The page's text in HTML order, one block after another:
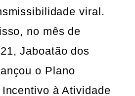
viral.
no mês de
Jaboatão dos
o Plano
à Atividade